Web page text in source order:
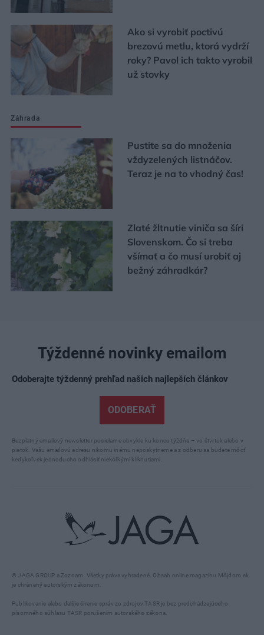
Ako si vyrobiť poctivú
brezovú metlu, ktorá vydrží
roky? Pavol ich takto vyrobil
už stovky
Záhrada
Pustite sa do množenia
vždyzelených listnáčov.
Teraz je na to vhodný čas!
Zlaté žltnutie viniča sa šíri
Slovenskom. Čo si treba
všímať a čo musí urobiť aj
bežný záhradkár?
© JAGA GROUP a Zoznam. Všetky práva vyhradené. Obsah online magazínu Môjdom.sk
je chránený autorským zákonom.
Publikovanie alebo ďalšie šírenie správ zo zdrojov TASR je bez predchádzajúceho
písomného súhlasu TASR porušením autorského zákona.
Týždenné novinky emailom
Odoberajte týždenný prehľad našich najlepších článkov
ODOBERAŤ
Bezplatný emailový newsletter posielame obvykle ku koncu týždňa – vo štvrtok alebo v
piatok. Vašu emailovú adresu nikomu inému neposkytneme a z odberu sa budete môcť
kedykoľvek jednoducho odhlásiť niekoľkými kliknutiami.